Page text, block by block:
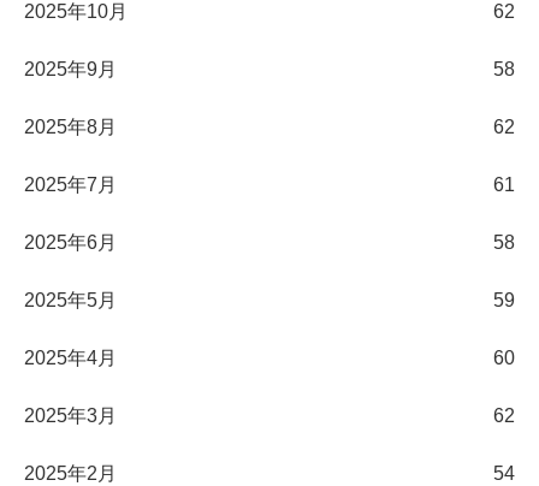
2025年10月 62
2025年9月 58
2025年8月 62
2025年7月 61
2025年6月 58
2025年5月 59
2025年4月 60
2025年3月 62
2025年2月 54